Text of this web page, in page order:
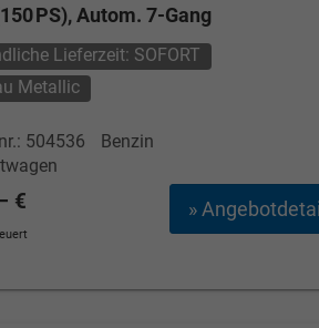
PS), Autom. 7-Gang
Lieferzeit: SOFORT
Metallic
504536
Benzin
»
€